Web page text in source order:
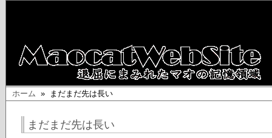
ホーム » まだまだ先は長い
まだまだ先は長い